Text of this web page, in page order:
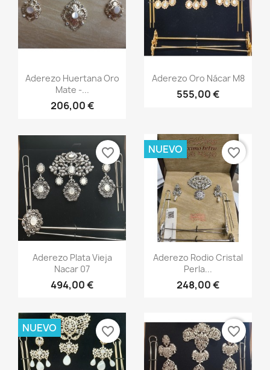
Vista rápida
Aderezo Huertana Oro
Mate -...
206,00 €
Vista rápida
Aderezo Oro Nácar M8
555,00 €
Vista rápida
Aderezo Plata Vieja
Nacar 07
494,00 €
favorite_border
Vista rápida
Aderezo Rodio Cristal
Perla...
248,00 €
NUEVO favorite_border
NUEVO favorite_border favorite_border